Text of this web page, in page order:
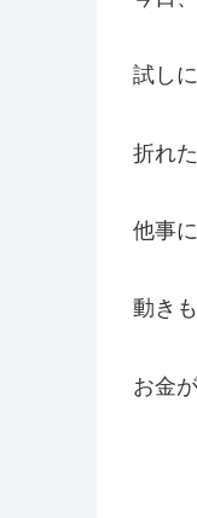
試し
折れ
他事
動き
お金